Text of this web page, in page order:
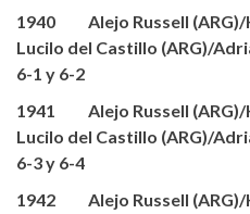
1940 Alejo Russell (ARG)/
Lucilo del Castillo (ARG)/
6-1 y 6-2
1941 Alejo Russell (ARG)/
Lucilo del Castillo (ARG)/
6-3 y 6-4
1942 Alejo Russell (ARG)/